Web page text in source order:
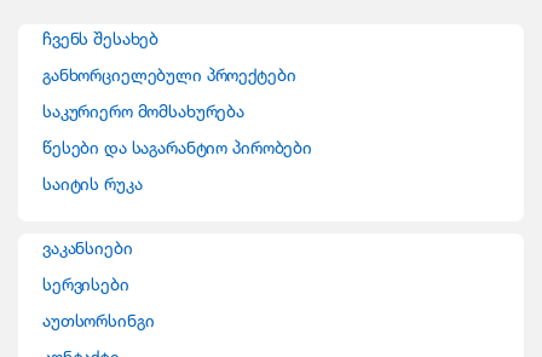
ჩვენს შესახებ
განხორციელებული პროექტები
საკურიერო მომსახურება
წესები და საგარანტიო პირობები
საიტის რუკა
ვაკანსიები
სერვისები
აუთსორსინგი